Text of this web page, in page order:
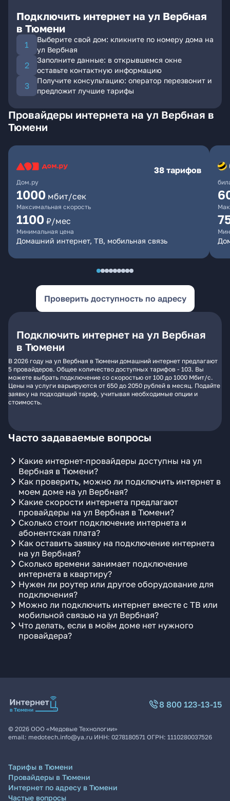
Подключить интернет на ул Вербная
в Тюмени
Выберите свой дом: кликните по номеру дома на
ул Вербная
Заполните данные: в открывшемся окне
оставьте контактную информацию
Получите консультацию: оператор перезвонит и
предложит лучшие тарифы
Провайдеры интернета на ул Вербная в
Тюмени
Дом.ру
38 тарифов
1000 мбит/сек
Максимальная скорость
1100 ₽/мес
Минимальная цена
Домашний интернет, ТВ, мобильная связь
Проверить доступность по адресу
Подключить интернет на ул Вербная
в Тюмени
В 2026 году на ул Вербная в Тюмени домашний интернет предлагают
5 провайдеров. Общее количество доступных тарифов - 103. Вы
можете выбрать подключение со скоростью от 100 до 1000 Мбит/с.
Цены на услуги варьируются от 650 до 2050 рублей в месяц. Подайте
заявку на подходящий тариф, учитывая необходимые опции и
стоимость.
Часто задаваемые вопросы
Какие интернет-провайдеры доступны на ул
Вербная в Тюмени?
Как проверить, можно ли подключить интернет в
моем доме на ул Вербная?
Какие скорости интернета предлагают
провайдеры на ул Вербная в Тюмени?
Сколько стоит подключение интернета и
абонентская плата?
Как оставить заявку на подключение интернета
на ул Вербная?
Сколько времени занимает подключение
интернета в квартиру?
Нужен ли роутер или другое оборудование для
подключения?
Можно ли подключить интернет вместе с ТВ или
мобильной связью на ул Вербная?
Что делать, если в моём доме нет нужного
провайдера?
8 800 123-13-15
© 2026 ООО «Медовые Технологии»
email: medotech.info@ya.ru ИНН: 0278180571 ОГРН: 1110280037526
Тарифы в Тюмени
Провайдеры в Тюмени
Интернет по адресу в Тюмени
Частые вопросы